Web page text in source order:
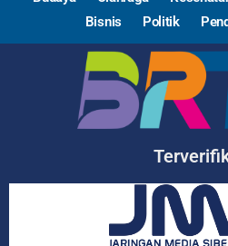
Bisnis
Politik